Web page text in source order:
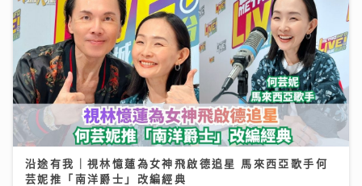
沿途有我｜視林憶蓮為女神飛啟德追星 馬來西亞歌手何
芸妮推「南洋爵士」改編經典